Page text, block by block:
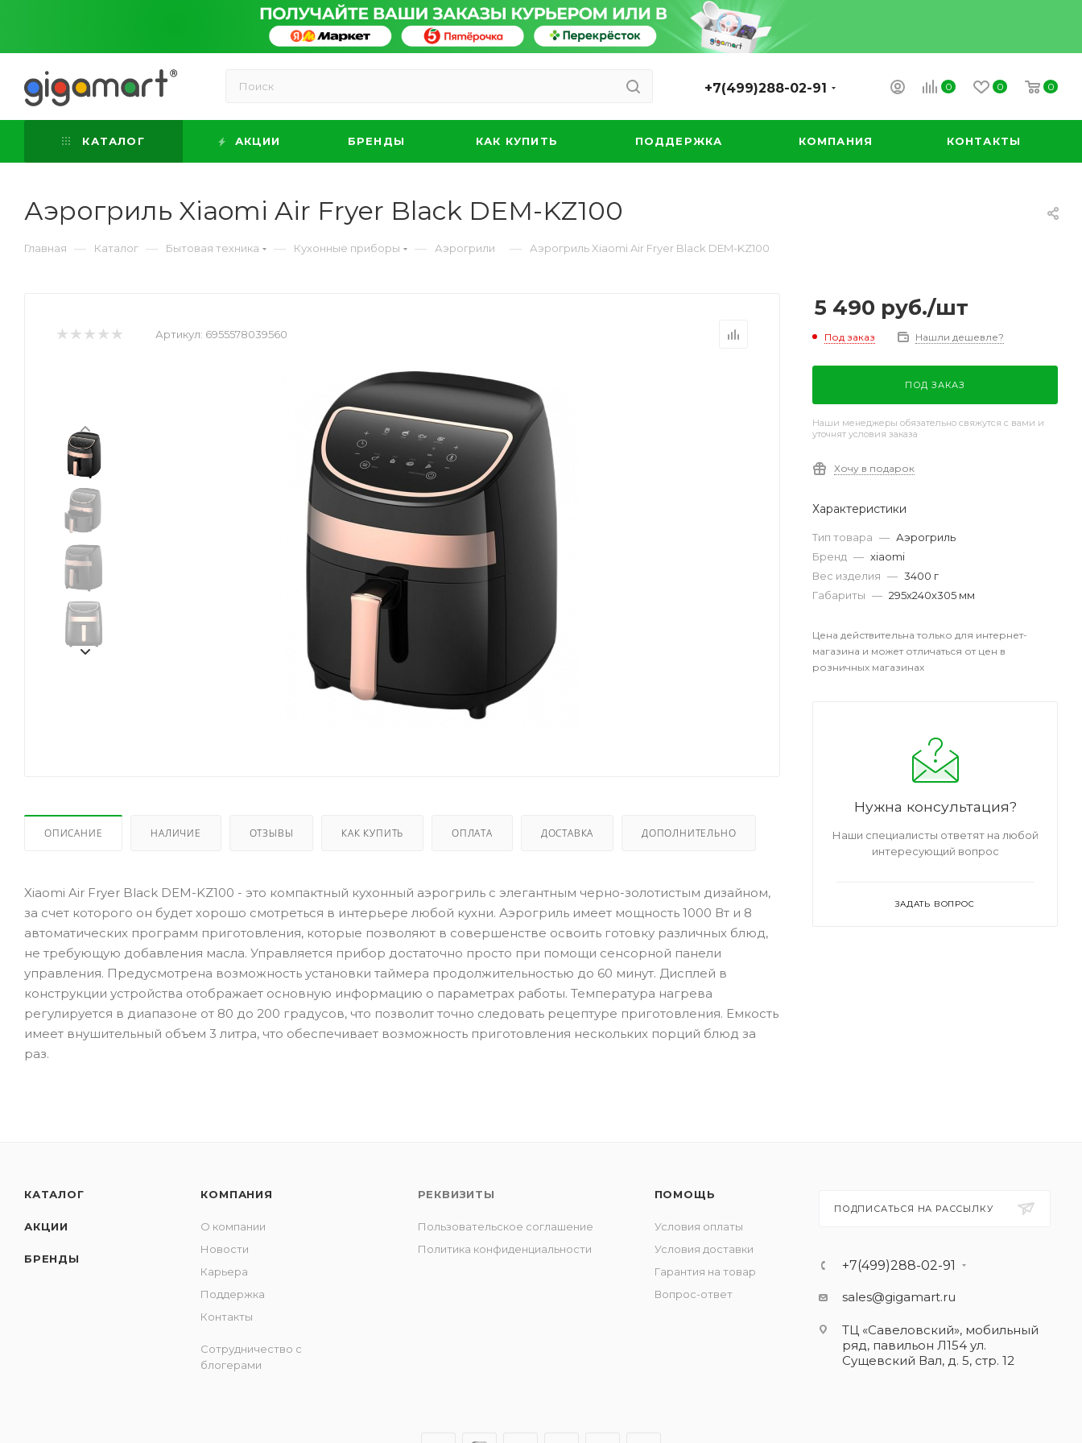
0 0 0
+7(499)288-02-91
КАТАЛОГ АКЦИИ БРЕНДЫ КАК КУПИТЬ ПОДДЕРЖКА КОМПАНИЯ КОНТАКТЫ
Аэрогриль Xiaomi Air Fryer Black DEM-KZ100
Главная — Каталог — Бытовая техника — Кухонные приборы — Аэрогрили — Аэрогриль Xiaomi Air Fryer Black DEM-KZ100
Артикул: 6955578039560
ОПИСАНИЕ НАЛИЧИЕ ОТЗЫВЫ КАК КУПИТЬ ОПЛАТА ДОСТАВКА ДОПОЛНИТЕЛЬНО
Xiaomi Air Fryer Black DEM-KZ100 - это компактный кухонный аэрогриль с элегантным черно-золотистым дизайном,
за счет которого он будет хорошо смотреться в интерьере любой кухни. Аэрогриль имеет мощность 1000 Вт и 8
автоматических программ приготовления, которые позволяют в совершенстве освоить готовку различных блюд,
не требующую добавления масла. Управляется прибор достаточно просто при помощи сенсорной панели
управления. Предусмотрена возможность установки таймера продолжительностью до 60 минут. Дисплей в
конструкции устройства отображает основную информацию о параметрах работы. Температура нагрева
регулируется в диапазоне от 80 до 200 градусов, что позволит точно следовать рецептуре приготовления. Емкость
имеет внушительный объем 3 литра, что обеспечивает возможность приготовления нескольких порций блюд за
раз.
5 490 руб./шт
Под заказ Нашли дешевле?
ПОД ЗАКАЗ
Наши менеджеры обязательно свяжутся с вами и
уточнят условия заказа
Хочу в подарок
Характеристики
Тип товара — Аэрогриль
Бренд — xiaomi
Вес изделия — 3400 г
Габариты — 295х240х305 мм
Цена действительна только для интернет-
магазина и может отличаться от цен в
розничных магазинах
Нужна консультация?
Наши специалисты ответят на любой
интересующий вопрос
ЗАДАТЬ ВОПРОС
КАТАЛОГ
АКЦИИ
БРЕНДЫ
КОМПАНИЯ
О компании
Новости
Карьера
Поддержка
Контакты
Сотрудничество с
блогерами
РЕКВИЗИТЫ
Пользовательское соглашение
Политика конфиденциальности
ПОМОЩЬ
Условия оплаты
Условия доставки
Гарантия на товар
Вопрос-ответ
ПОДПИСАТЬСЯ НА РАССЫЛКУ
+7(499)288-02-91
sales@gigamart.ru
ТЦ «Савеловский», мобильный
ряд, павильон Л154 ул.
Сущевский Вал, д. 5, стр. 12